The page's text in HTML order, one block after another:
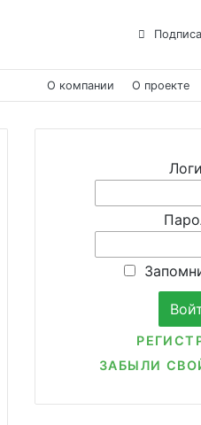
О компании О проекте
ЗАБЫЛИ